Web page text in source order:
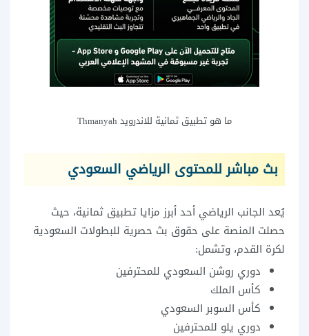
ما هو تطبيق ثمانية للاندرويد Thmanyah
بث مباشر للمحتوى الرياضي السعودي
يُعد الجانب الرياضي أحد أبرز مزايا تطبيق ثمانية، حيث
حصلت المنصة على حقوق بث حصرية للبطولات السعودية
لكرة القدم، وتشمل:
دوري روشن السعودي للمحترفين
كأس الملك
كأس السوبر السعودي
دوري يلو للمحترفين